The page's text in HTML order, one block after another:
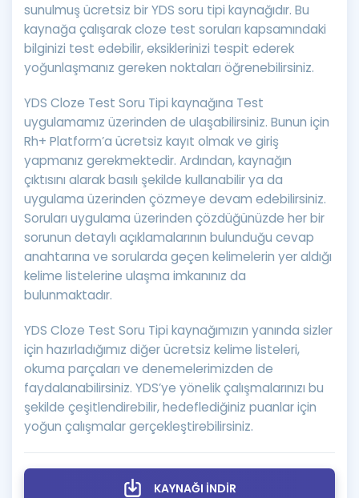
Blog
İngilizce Gramer
sunulmuş ücretsiz bir YDS soru tipi kaynağıdır. Bu
kaynağa çalışarak cloze test soruları kapsamındaki
bilginizi test edebilir, eksiklerinizi tespit ederek
yoğunlaşmanız gereken noktaları öğrenebilirsiniz.
YDS Cloze Test Soru Tipi kaynağına Test
uygulamamız üzerinden de ulaşabilirsiniz. Bunun için
Rh+ Platform’a ücretsiz kayıt olmak ve giriş
yapmanız gerekmektedir. Ardından, kaynağın
çıktısını alarak basılı şekilde kullanabilir ya da
uygulama üzerinden çözmeye devam edebilirsiniz.
Soruları uygulama üzerinden çözdüğünüzde her bir
sorunun detaylı açıklamalarının bulunduğu cevap
anahtarına ve sorularda geçen kelimelerin yer aldığı
kelime listelerine ulaşma imkanınız da
bulunmaktadır.
YDS Cloze Test Soru Tipi kaynağımızın yanında sizler
için hazırladığımız diğer ücretsiz kelime listeleri,
okuma parçaları ve denemelerimizden de
faydalanabilirsiniz. YDS’ye yönelik çalışmalarınızı bu
şekilde çeşitlendirebilir, hedeflediğiniz puanlar için
yoğun çalışmalar gerçekleştirebilirsiniz.
KAYNAĞI İNDİR